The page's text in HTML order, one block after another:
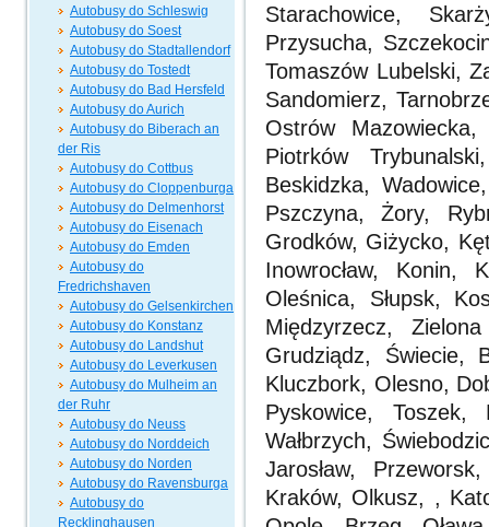
Autobusy do Schleswig
Autobusy do Soest
Autobusy do Stadtallendorf
Autobusy do Tostedt
Autobusy do Bad Hersfeld
Autobusy do Aurich
Autobusy do Biberach an
der Ris
Autobusy do Cottbus
Autobusy do Cloppenburga
Autobusy do Delmenhorst
Autobusy do Eisenach
Autobusy do Emden
Autobusy do
Fredrichshaven
Autobusy do Gelsenkirchen
Autobusy do Konstanz
Autobusy do Landshut
Autobusy do Leverkusen
Autobusy do Mulheim an
der Ruhr
Autobusy do Neuss
Autobusy do Norddeich
Autobusy do Norden
Autobusy do Ravensburga
Autobusy do
Recklinghausen
Starachowice,
Przysucha,
Tomaszów Lubelski,
Sandomierz,
Ostrów
Piotrków
Beskidzka,
Pszczyna, Żory,
Grodków, Giżycko,
Inowrocław, Konin,
Oleśnica, Słupsk,
Międzyrzecz,
Grudziądz, Świecie,
Kluczbork, Olesno,
Pyskowice, Toszek,
Wałbrzych,
Jarosław,
Kraków, Olkusz, ,